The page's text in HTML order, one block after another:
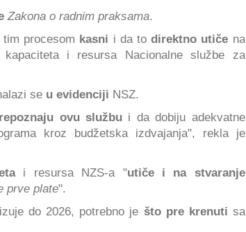
Zakona o radnim praksama.
procesom kasni i da todirektno utiče na
i resursa Nacionalne službe za
se u evidenciji NSZ.
ovu službu i da dobiju adekvatne
kroz budžetska izdvajanja", rekla je
i resursa NZS-a "utiče i na stvaranje
prve plate".
do 2026, potrebno je što pre krenuti sa